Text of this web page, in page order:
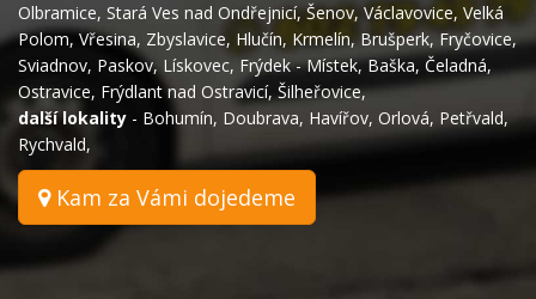
Olbramice, Stará Ves nad Ondřejnicí,Šenov,Václavovice, Velká
Polom,Vřesina, Zbyslavice, Hlučín, Krmelín,Brušperk,Fryčovice,
Sviadnov, Paskov, Lískovec, Frýdek - Místek,Baška, Čeladná,
Ostravice, Frýdlant nad Ostravicí, Šilheřovice,
další lokality - Bohumín, Doubrava, Havířov, Orlová, Petřvald,
Rychvald,
Kam za Vámi dojedeme